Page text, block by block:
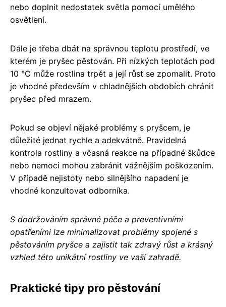
nebo doplnit nedostatek světla pomocí umělého
osvětlení.
Dále je třeba dbát na správnou teplotu prostředí, ve
kterém je pryšec pěstován. Při nízkých teplotách pod
10 °C může rostlina trpět a její růst se zpomalit. Proto
je vhodné především v chladnějších obdobích chránit
pryšec před mrazem.
Pokud se objeví nějaké problémy s pryšcem, je
důležité jednat rychle a adekvátně. Pravidelná
kontrola rostliny a včasná reakce na případné škůdce
nebo nemoci mohou zabránit vážnějším poškozením.
V případě nejistoty nebo silnějšího napadení je
vhodné konzultovat odborníka.
S dodržováním správné péče a preventivními
opatřeními lze minimalizovat problémy spojené s
pěstováním pryšce a zajistit tak zdravý růst a krásný
vzhled této unikátní rostliny ve vaší zahradě.
Praktické tipy pro pěstování